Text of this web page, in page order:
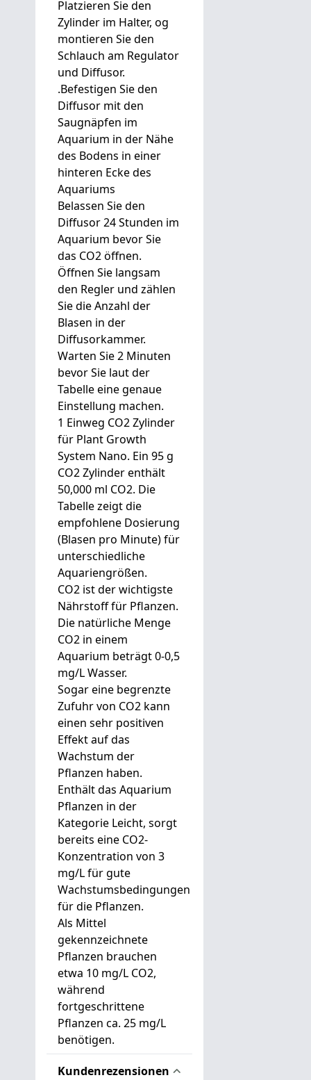
Platzieren Sie den
Zylinder im Halter, og
montieren Sie den
Schlauch am Regulator
und Diffusor.
.Befestigen Sie den
Diffusor mit den
Saugnäpfen im
Aquarium in der Nähe
des Bodens in einer
hinteren Ecke des
Aquariums
Belassen Sie den
Diffusor 24 Stunden im
Aquarium bevor Sie
das CO2 öffnen.
Öffnen Sie langsam
den Regler und zählen
Sie die Anzahl der
Blasen in der
Diffusorkammer.
Warten Sie 2 Minuten
bevor Sie laut der
Tabelle eine genaue
Einstellung machen.
1 Einweg CO2 Zylinder
für Plant Growth
System Nano. Ein 95 g
CO2 Zylinder enthält
50,000 ml CO2. Die
Tabelle zeigt die
empfohlene Dosierung
(Blasen pro Minute) für
unterschiedliche
Aquariengrößen.
CO2 ist der wichtigste
Nährstoff für Pflanzen.
Die natürliche Menge
CO2 in einem
Aquarium beträgt 0-0,5
mg/L Wasser.
Sogar eine begrenzte
Zufuhr von CO2 kann
einen sehr positiven
Effekt auf das
Wachstum der
Pflanzen haben.
Enthält das Aquarium
Pflanzen in der
Kategorie Leicht, sorgt
bereits eine CO2-
Konzentration von 3
mg/L für gute
Wachstumsbedingungen
für die Pflanzen.
Als Mittel
gekennzeichnete
Pflanzen brauchen
etwa 10 mg/L CO2,
während
fortgeschrittene
Pflanzen ca. 25 mg/L
benötigen.
Kundenrezensionen